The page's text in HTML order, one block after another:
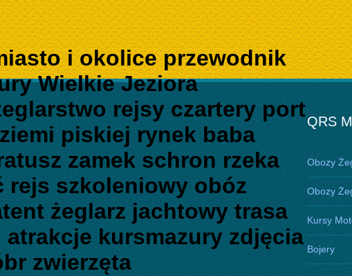
i okolice przewodnik
Wielkie Jeziora
rejsy czartery port
piskiej rynek baba
zamek schron rzeka
rejs szkoleniowy obóz
żeglarz jachtowy trasa
kursmazury zdjęcia
zwierzęta
QRS
Obozy
Obozy
Kursy
Bojery